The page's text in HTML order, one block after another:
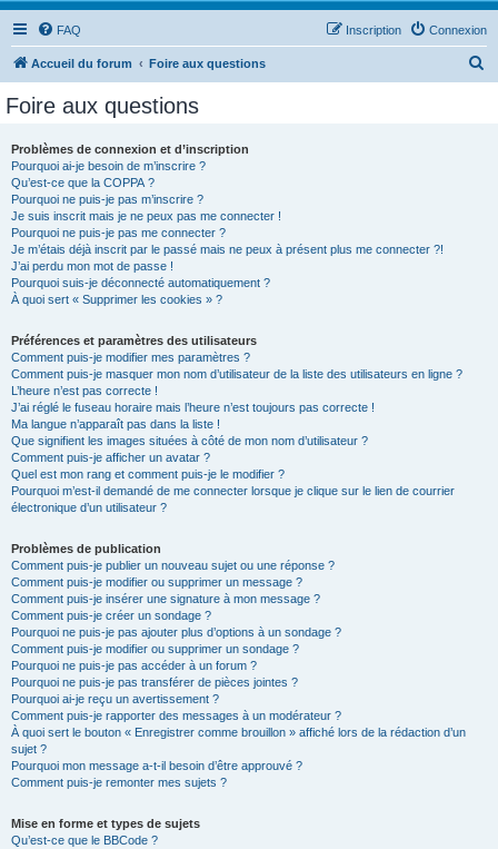
FAQ Connexion
Inscription
Accueil du forum Foire aux questions
Foire aux questions
Problèmes de connexion et d’inscription
Pourquoi ai-je besoin de m’inscrire ?
Qu’est-ce que la COPPA ?
Pourquoi ne puis-je pas m’inscrire ?
Je suis inscrit mais je ne peux pas me connecter !
Pourquoi ne puis-je pas me connecter ?
Je m’étais déjà inscrit par le passé mais ne peux à présent plus me connecter ?!
J’ai perdu mon mot de passe !
Pourquoi suis-je déconnecté automatiquement ?
À quoi sert « Supprimer les cookies » ?
Préférences et paramètres des utilisateurs
Comment puis-je modifier mes paramètres ?
Comment puis-je masquer mon nom d’utilisateur de la liste des utilisateurs en ligne ?
L’heure n’est pas correcte !
J’ai réglé le fuseau horaire mais l’heure n’est toujours pas correcte !
Ma langue n’apparaît pas dans la liste !
Que signifient les images situées à côté de mon nom d’utilisateur ?
Comment puis-je afficher un avatar ?
Quel est mon rang et comment puis-je le modifier ?
Pourquoi m’est-il demandé de me connecter lorsque je clique sur le lien de courrier
électronique d’un utilisateur ?
Problèmes de publication
Comment puis-je publier un nouveau sujet ou une réponse ?
Comment puis-je modifier ou supprimer un message ?
Comment puis-je insérer une signature à mon message ?
Comment puis-je créer un sondage ?
Pourquoi ne puis-je pas ajouter plus d’options à un sondage ?
Comment puis-je modifier ou supprimer un sondage ?
Pourquoi ne puis-je pas accéder à un forum ?
Pourquoi ne puis-je pas transférer de pièces jointes ?
Pourquoi ai-je reçu un avertissement ?
Comment puis-je rapporter des messages à un modérateur ?
À quoi sert le bouton « Enregistrer comme brouillon » affiché lors de la rédaction d’un
sujet ?
Pourquoi mon message a-t-il besoin d’être approuvé ?
Comment puis-je remonter mes sujets ?
Mise en forme et types de sujets
Qu’est-ce que le BBCode ?